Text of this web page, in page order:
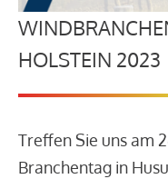
HOLSTEIN 2023
Treffen Sie uns am
Branchentag in